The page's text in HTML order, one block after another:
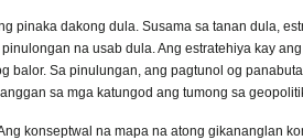
pinaka dakong dula. Susama sa tanan dula,
na usab dula. Ang estratehiya kay
balor. Sa pinulungan, ang pagtunol og
sa mga katungod ang tumong sa
konseptwal na mapa na atong gikananglan